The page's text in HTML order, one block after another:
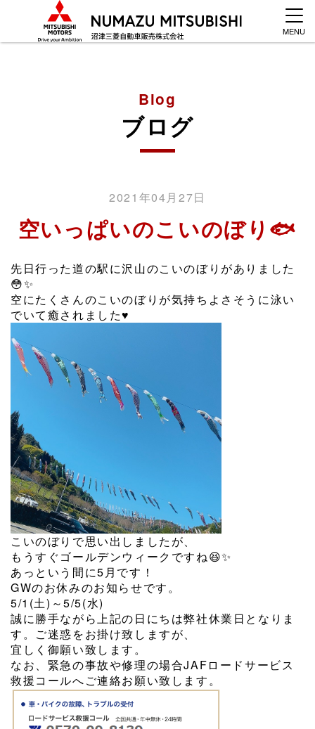
MENU
Blog
ブログ
2021年04月27日
空いっぱいのこいのぼり🐟
先日行った道の駅に沢山のこいのぼりがありました
😳✨
空にたくさんのこいのぼりが気持ちよさそうに泳い
でいて癒されました♥
こいのぼりで思い出しましたが、
もうすぐゴールデンウィークですね😆✨
あっという間に5月です！
GWのお休みのお知らせです。
5/1(土)～5/5(水)
誠に勝手ながら上記の日にちは弊社休業日となりま
す。ご迷惑をお掛け致しますが、
宜しく御願い致します。
なお、緊急の事故や修理の場合JAFロードサービス
救援コールへご連絡お願い致します。